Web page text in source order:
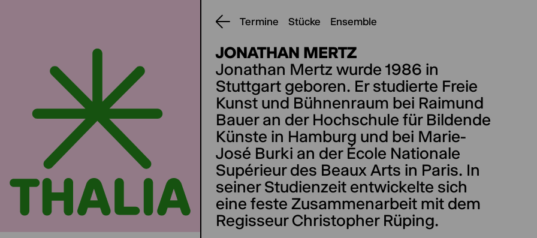
Termine Stücke Ensemble
JONATHAN MERTZ
Jonathan Mertz wurde 1986 in
Stuttgart geboren. Er studierte Freie
Kunst und Bühnenraum bei Raimund
Bauer an der Hochschule für Bildende
Künste in Hamburg und bei Marie-
José Burki an der École Nationale
Supérieur des Beaux Arts in Paris. In
seiner Studienzeit entwickelte sich
eine feste Zusammenarbeit mit dem
Regisseur Christopher Rüping.